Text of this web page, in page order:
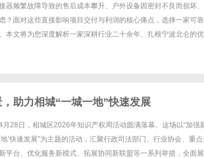
器频繁故障导致的售后成本攀升、户外设备因密封不良而损坏
？面对这些直接影响项目交付与利润的核心痛点，选择一家可靠
本文将为您深度解析一家深耕行业二十余年、扎根宁波北仑的
助力相城“一城一地”快速发展
28日，相城区2026年知识产权周活动圆满落幕。这场以“加强
’快速发展”为主题的活动，汇聚行政司法部门、行业协会、重
平台、优化服务新模式、拓展协同新联盟等一系列举措，全面